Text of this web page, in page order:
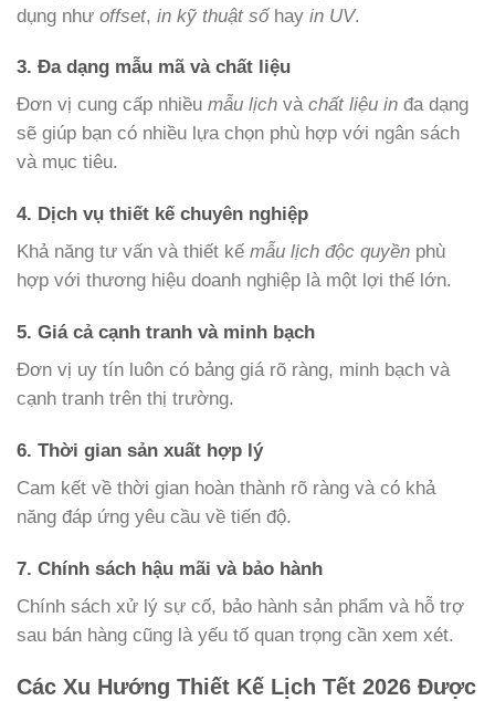
dụng như offset, in kỹ thuật sốhay in UV.
3. Đa dạng mẫu mã và chất liệu
Đơn vị cung cấp nhiều mẫu lịch và chất liệu in đa dạng
sẽ giúp bạn có nhiều lựa chọn phù hợp với ngân sách
và mục tiêu.
4. Dịch vụ thiết kế chuyên nghiệp
Khả năng tư vấn và thiết kế mẫu lịch độc quyền phù
hợp với thương hiệu doanh nghiệp là một lợi thế lớn.
5. Giá cả cạnh tranh và minh bạch
Đơn vị uy tín luôn có bảng giá rõ ràng, minh bạch và
cạnh tranh trên thị trường.
6. Thời gian sản xuất hợp lý
Cam kết về thời gian hoàn thành rõ ràng và có khả
năng đáp ứng yêu cầu về tiến độ.
7. Chính sách hậu mãi và bảo hành
Chính sách xử lý sự cố, bảo hành sản phẩm và hỗ trợ
sau bán hàng cũng là yếu tố quan trọng cần xem xét.
Các Xu Hướng Thiết Kế Lịch Tết 2026 Được